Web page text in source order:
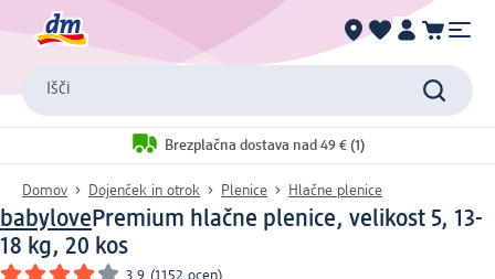
Išči
Brezplačna dostava nad 49 € (1)
Domov Dojenček in otrok Plenice Hlačne plenice
babylovePremium hlačne plenice, velikost 5, 13-
18 kg, 20 kos
3.9 (1152 ocen)